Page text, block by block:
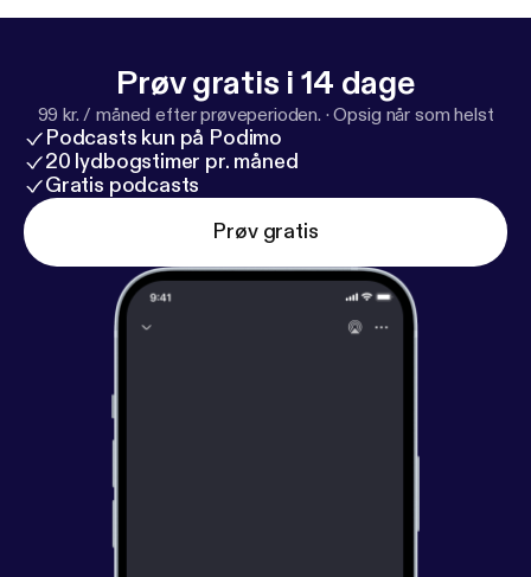
Prøv gratis i 14 dage
99 kr. / måned efter prøveperioden. ·Opsig når som helst
Podcasts kun på Podimo
20 lydbogstimer pr. måned
Gratis podcasts
Prøv gratis